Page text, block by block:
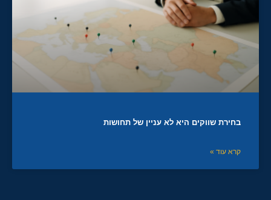
בחירת שווקים היא לא עניין של תחושות
קרא עוד »